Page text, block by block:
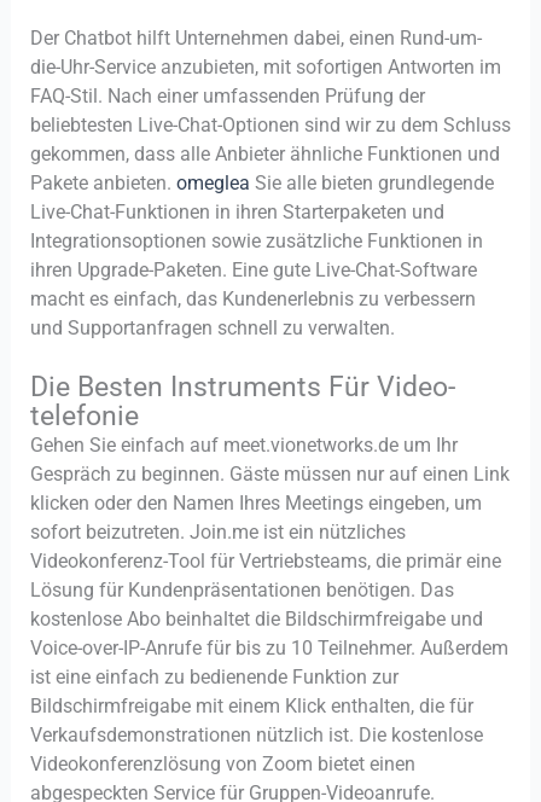
Der Chatbot hilft Unternehmen dabei, einen Rund-um-
die-Uhr-Service anzubieten, mit sofortigen Antworten im
FAQ-Stil. Nach einer umfassenden Prüfung der
beliebtesten Live-Chat-Optionen sind wir zu dem Schluss
gekommen, dass alle Anbieter ähnliche Funktionen und
Pakete anbieten. omeglea Sie alle bieten grundlegende
Live-Chat-Funktionen in ihren Starterpaketen und
Integrationsoptionen sowie zusätzliche Funktionen in
ihren Upgrade-Paketen. Eine gute Live-Chat-Software
macht es einfach, das Kundenerlebnis zu verbessern
und Supportanfragen schnell zu verwalten.
Die Besten Instruments Für Video-
telefonie
Gehen Sie einfach auf meet.vionetworks.de um Ihr
Gespräch zu beginnen. Gäste müssen nur auf einen Link
klicken oder den Namen Ihres Meetings eingeben, um
sofort beizutreten. Join.me ist ein nützliches
Videokonferenz-Tool für Vertriebsteams, die primär eine
Lösung für Kundenpräsentationen benötigen. Das
kostenlose Abo beinhaltet die Bildschirmfreigabe und
Voice-over-IP-Anrufe für bis zu 10 Teilnehmer. Außerdem
ist eine einfach zu bedienende Funktion zur
Bildschirmfreigabe mit einem Klick enthalten, die für
Verkaufsdemonstrationen nützlich ist. Die kostenlose
Videokonferenzlösung von Zoom bietet einen
abgespeckten Service für Gruppen-Videoanrufe.